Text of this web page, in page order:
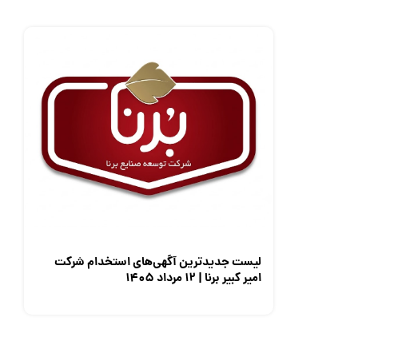
لیست جدیدترین آگهی‌های استخدام شرکت
امیر کبیر برنا | ۱۲ مرداد ۱۴۰۵